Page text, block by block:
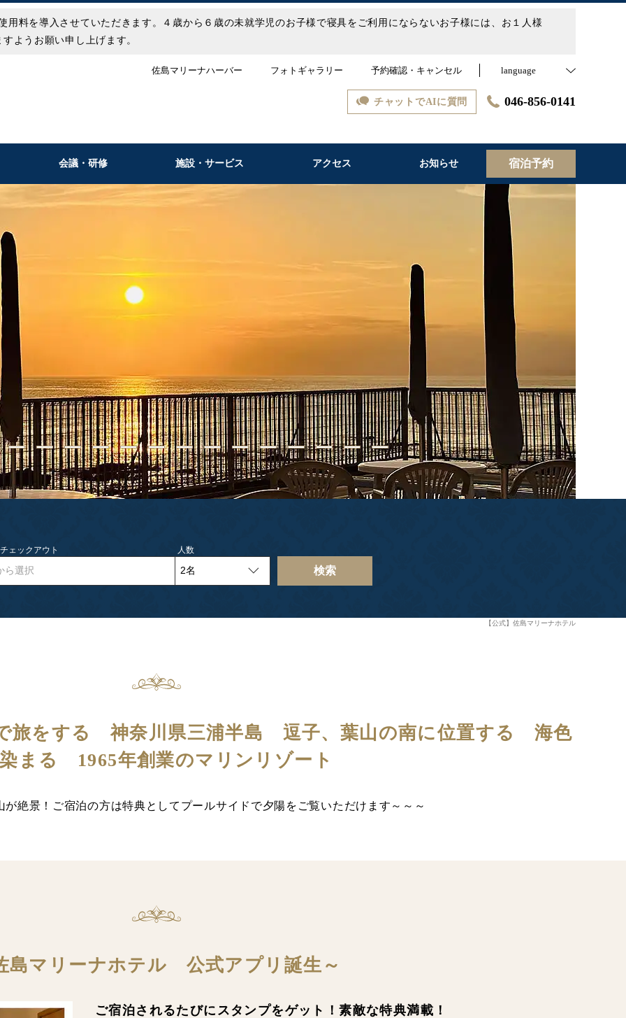
用料を導入させていただきます。４歳から６歳の未就学児のお子様で寝具をご利用にならないお子様には、お１人様
ようお願い申し上げます。
佐島マリーナハーバー フォトギャラリー 予約確認・キャンセル language
チャットでAIに質問 046-856-0141
会議・研修 施設・サービス アクセス お知らせ 宿泊予約
ェックアウト
ら選択
人数
検索
【公式】佐島マリーナホテル
旅をする 神奈川県三浦半島 逗子、葉山の南に位置する 海色
まる 1965年創業のマリンリゾート
が絶景！ご宿泊の方は特典としてプールサイドで夕陽をご覧いただけます～～～
島マリーナホテル 公式アプリ誕生～
ご宿泊されるたびにスタンプをゲット！素敵な特典満載！